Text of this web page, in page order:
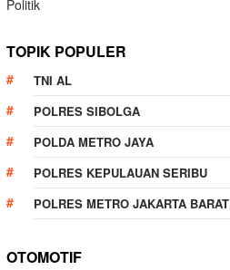
Politik
TOPIK POPULER
TNI AL
POLRES SIBOLGA
POLDA METRO JAYA
POLRES KEPULAUAN SERIBU
POLRES METRO JAKARTA BARAT
OTOMOTIF